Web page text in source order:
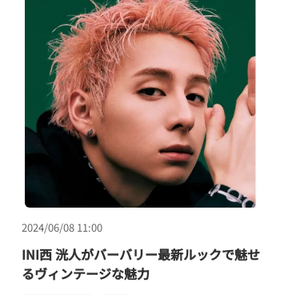
2024/06/08 11:00
INI西 洸人がバーバリー最新ルックで魅せ
るヴィンテージな魅力